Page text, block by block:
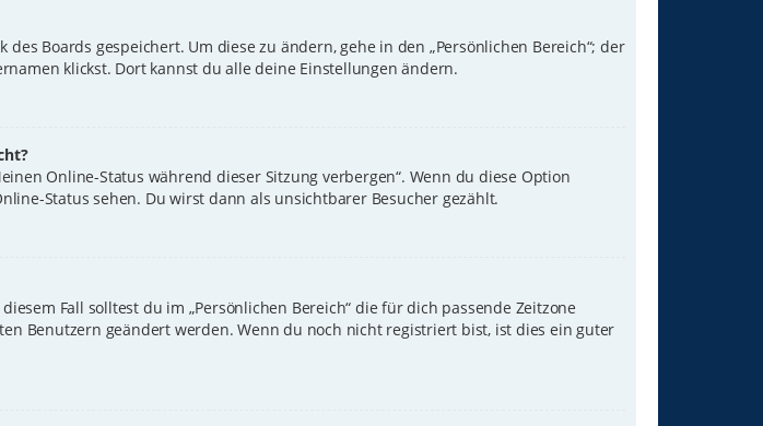
Boards gespeichert. Um diese zu ändern, gehe in den „Persönlichen Bereich“; der
klickst. Dort kannst du alle deine Einstellungen ändern.
Online-Status während dieser Sitzung verbergen“. Wenn du diese Option
Status sehen. Du wirst dann als unsichtbarer Besucher gezählt.
Fall solltest du im „Persönlichen Bereich“ die für dich passende Zeitzone
Benutzern geändert werden. Wenn du noch nicht registriert bist, ist dies ein guter